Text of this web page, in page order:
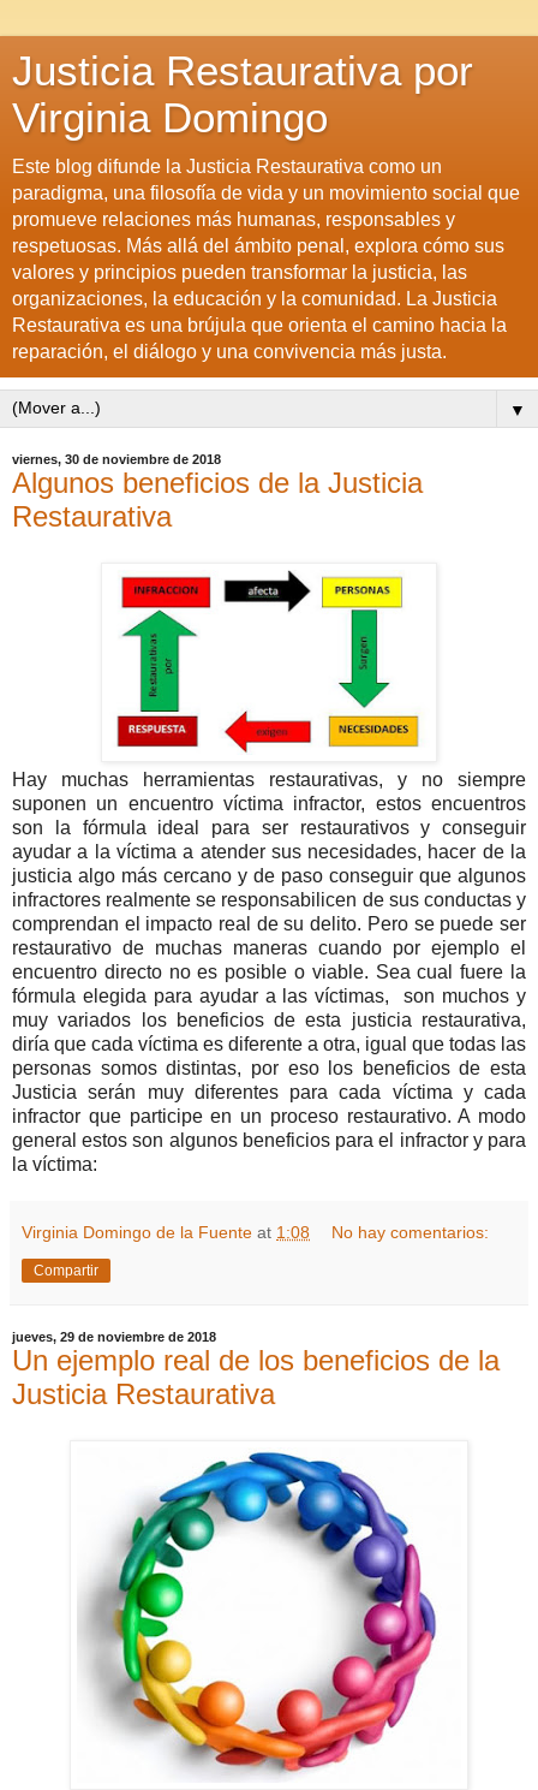
Justicia Restaurativa por
Virginia Domingo
Este blog difunde la Justicia Restaurativa como un
paradigma, una filosofía de vida y un movimiento social que
promueve relaciones más humanas, responsables y
respetuosas. Más allá del ámbito penal, explora cómo sus
valores y principios pueden transformar la justicia, las
organizaciones, la educación y la comunidad. La Justicia
Restaurativa es una brújula que orienta el camino hacia la
reparación, el diálogo y una convivencia más justa.
▼
viernes, 30 de noviembre de 2018
Algunos beneficios de la Justicia
Restaurativa
Hay muchas herramientas restaurativas, y no siempre
suponen un encuentro víctima infractor, estos encuentros
son la fórmula ideal para ser restaurativos y conseguir
ayudar a la víctima a atender sus necesidades, hacer de la
justicia algo más cercano y de paso conseguir que algunos
infractores realmente se responsabilicen de sus conductas y
comprendan el impacto real de su delito. Pero se puede ser
restaurativo de muchas maneras cuando por ejemplo el
encuentro directo no es posible o viable. Sea cual fuere la
fórmula elegida para ayudar a las víctimas, son muchos y
muy variados los beneficios de esta justicia restaurativa,
diría que cada víctima es diferente a otra, igual que todas las
personas somos distintas, por eso los beneficios de esta
Justicia serán muy diferentes para cada víctima y cada
infractor que participe en un proceso restaurativo. A modo
general estos son algunos beneficios para el infractor y para
la víctima:
Virginia Domingo de la Fuente at 1:08 No hay comentarios:
Compartir
jueves, 29 de noviembre de 2018
Un ejemplo real de los beneficios de la
Justicia Restaurativa